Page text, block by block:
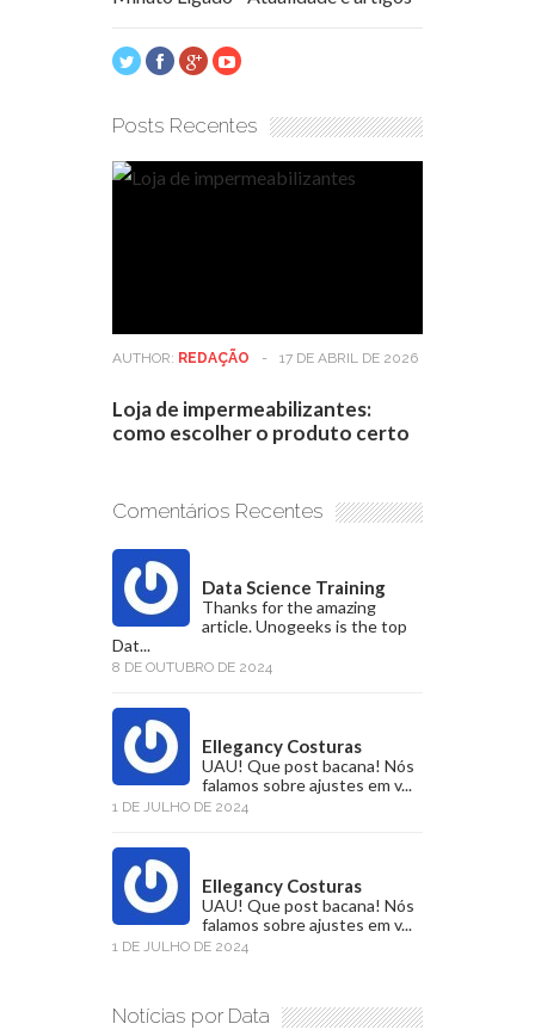
Posts Recentes
AUTHOR: REDAÇÃO - 17 DE ABRIL DE 2026
Loja de impermeabilizantes:
como escolher o produto certo
Comentários Recentes
Data Science Training
Thanks for the amazing
article. Unogeeks is the top
Dat...
8 DE OUTUBRO DE 2024
Ellegancy Costuras
UAU! Que post bacana! Nós
falamos sobre ajustes em v...
1 DE JULHO DE 2024
Ellegancy Costuras
UAU! Que post bacana! Nós
falamos sobre ajustes em v...
1 DE JULHO DE 2024
Notícias por Data